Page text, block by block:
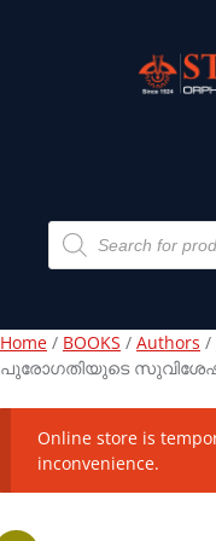
Home / BOOKS / Authors /
പുരോഗതിയുടെ
Online store is
inconvenience.